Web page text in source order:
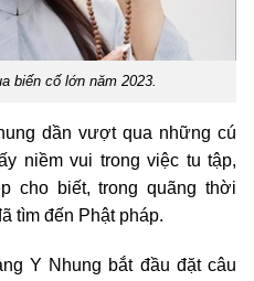
biến cố lớn năm 2023.
dần vượt qua những cú
niềm vui trong việc tu tập,
cho biết, trong quãng thời
tìm đến Phật pháp.
Y Nhung bắt đầu đặt câu